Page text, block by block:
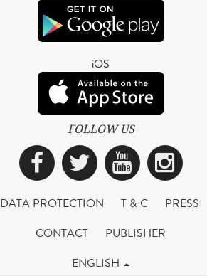
iOS
FOLLOW US
Facebook
Twitter
DATA PROTECTION T & C
PRESS
CONTACT
PUBLISHER
ENGLISH